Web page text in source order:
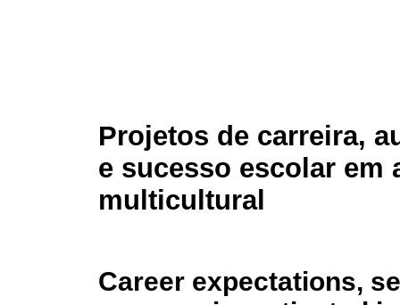
Projetos de carreira,
e sucesso escolar em
multicultural
Career expectations,